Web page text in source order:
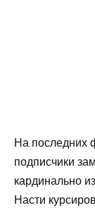
На последних
подписчики
кардинально
Насти